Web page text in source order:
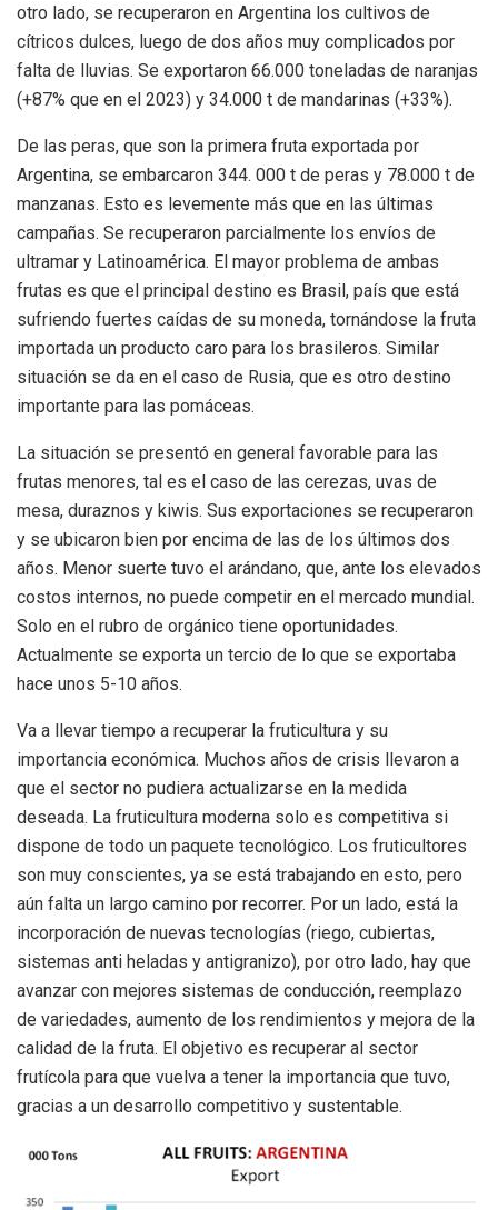
otro lado, se recuperaron en Argentina los cultivos de
cítricos dulces, luego de dos años muy complicados por
falta de lluvias. Se exportaron 66.000 toneladas de naranjas
(+87% que en el 2023) y 34.000 t de mandarinas (+33%).
De las peras, que son la primera fruta exportada por
Argentina, se embarcaron 344. 000 t de peras y 78.000 t de
manzanas. Esto es levemente más que en las últimas
campañas. Se recuperaron parcialmente los envíos de
ultramar y Latinoamérica. El mayor problema de ambas
frutas es que el principal destino es Brasil, país que está
sufriendo fuertes caídas de su moneda, tornándose la fruta
importada un producto caro para los brasileros. Similar
situación se da en el caso de Rusia, que es otro destino
importante para las pomáceas.
La situación se presentó en general favorable para las
frutas menores, tal es el caso de las cerezas, uvas de
mesa, duraznos y kiwis. Sus exportaciones se recuperaron
y se ubicaron bien por encima de las de los últimos dos
años. Menor suerte tuvo el arándano, que, ante los elevados
costos internos, no puede competir en el mercado mundial.
Solo en el rubro de orgánico tiene oportunidades.
Actualmente se exporta un tercio de lo que se exportaba
hace unos 5-10 años.
Va a llevar tiempo a recuperar la fruticultura y su
importancia económica. Muchos años de crisis llevaron a
que el sector no pudiera actualizarse en la medida
deseada. La fruticultura moderna solo es competitiva si
dispone de todo un paquete tecnológico. Los fruticultores
son muy conscientes, ya se está trabajando en esto, pero
aún falta un largo camino por recorrer. Por un lado, está la
incorporación de nuevas tecnologías (riego, cubiertas,
sistemas anti heladas y antigranizo), por otro lado, hay que
avanzar con mejores sistemas de conducción, reemplazo
de variedades, aumento de los rendimientos y mejora de la
calidad de la fruta. El objetivo es recuperar al sector
frutícola para que vuelva a tener la importancia que tuvo,
gracias a un desarrollo competitivo y sustentable.